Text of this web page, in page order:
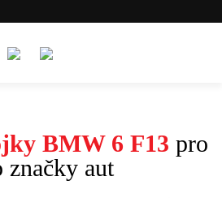
BMW 6 F13 pro
značky aut